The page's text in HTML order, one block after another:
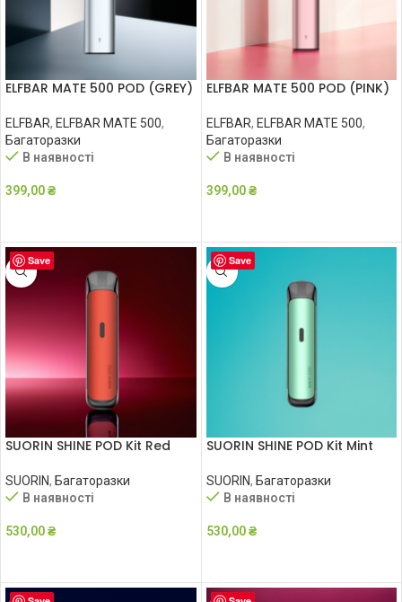
ELFBAR MATE 500 POD (GREY)
ELFBAR, ELFBAR MATE 500,
Багаторазки
В наявності
399,00₴
ELFBAR MATE 500 POD (PINK)
ELFBAR, ELFBAR MATE 500,
Багаторазки
В наявності
399,00₴
Save
SUORIN SHINE POD Kit Red
SUORIN, Багаторазки
В наявності
530,00₴
Save
SUORIN SHINE POD Kit Mint
SUORIN, Багаторазки
В наявності
530,00₴